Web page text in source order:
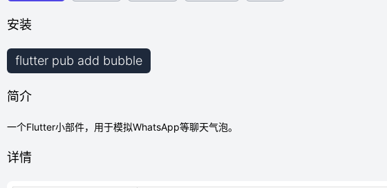
安装
flutter pub add bubble
简介
一个Flutter小部件，用于模拟WhatsApp等聊天气泡。
详情